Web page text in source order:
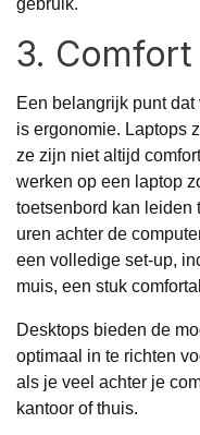
3.
Een belangrijk punt
is ergonomie. Laptops
ze zijn niet altijd
werken op een laptop
toetsenbord kan leiden
uren achter de
een volledige set-up,
muis, een stuk
Desktops bieden de
optimaal in te richten
als je veel achter je
kantoor of thuis.